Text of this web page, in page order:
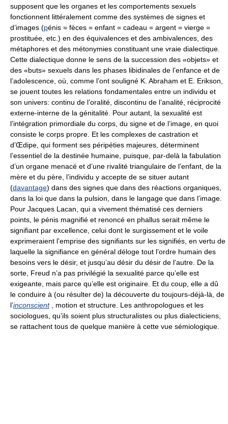
supposent que les organes et les comportements sexuels
fonctionnent littéralement comme des systèmes de signes et
d’images (pénis = fèces = enfant = cadeau = argent = vierge =
prostituée, etc.) en des équivalences et des ambivalences, des
métaphores et des métonymies constituant une vraie dialectique.
Cette dialectique donne le sens de la succession des «objets» et
des «buts» sexuels dans les phases libidinales de l’enfance et de
l’adolescence, où, comme l’ont souligné K. Abraham et E. Erikson,
se jouent toutes les relations fondamentales entre un individu et
son univers: continu de l’oralité, discontinu de l’analité, réciprocité
externe-interne de la génitalité. Pour autant, la sexualité est
l’intégration primordiale du corps, du signe et de l’image, en quoi
consiste le corps propre. Et les complexes de castration et
d’Œdipe, qui forment ses péripéties majeures, déterminent
l’essentiel de la destinée humaine, puisque, par-delà la fabulation
d’un organe menacé et d’une rivalité triangulaire de l’enfant, de la
mère et du père, l’individu y accepte de se situer autant
(davantage) dans des signes que dans des réactions organiques,
dans la loi que dans la pulsion, dans le langage que dans l’image.
Pour Jacques Lacan, qui a vivement thématisé ces derniers
points, le pénis magnifié et renoncé en phallus serait même le
signifiant par excellence, celui dont le surgissement et le voile
exprimeraient l’emprise des signifiants sur les signifiés, en vertu de
laquelle la signifiance en général déloge tout l’ordre humain des
besoins vers le désir, et jusqu’au désir du désir de l’autre. De la
sorte, Freud n’a pas privilégié la sexualité parce qu’elle est
exigeante, mais parce qu’elle est originaire. Et du coup, elle a dû
le conduire à (ou résulter de) la découverte du toujours-déjà-là, de
l’inconscient, motion et structure. Les anthropologues et les
sociologues, qu’ils soient plus structuralistes ou plus dialecticiens,
se rattachent tous de quelque manière à cette vue sémiologique.